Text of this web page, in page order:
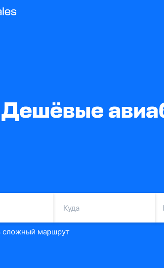
Дешёвые
сложный маршрут